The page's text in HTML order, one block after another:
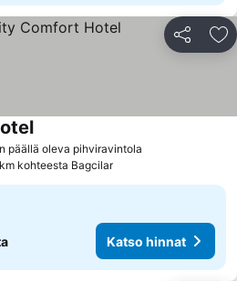
Jaa
päällä oleva pihviravintola
kohteesta Bagcilar
Katso hinnat